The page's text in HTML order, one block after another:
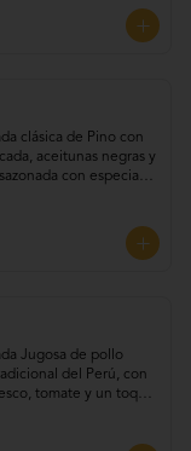
clásica de Pino con
aceitunas negras y
con especias
Jugosa de pollo
del Perú, con
tomate y un toque